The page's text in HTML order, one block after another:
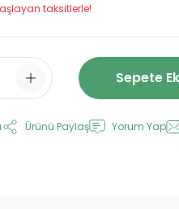
taksitlerle!
Sepete
Ürünü Paylaş Yorum Yap